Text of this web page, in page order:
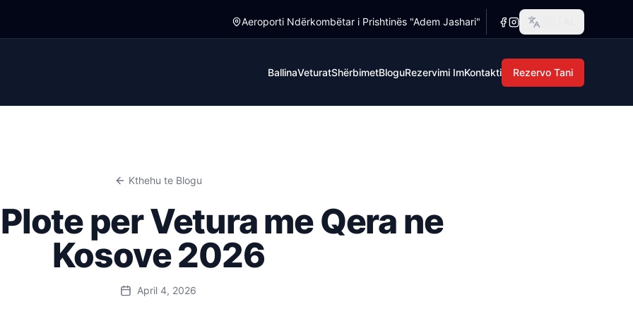
nderkufitar.
i Rugovës në Pejë . Vetura me qera ju jep lirinë të eksploroni. ⭐ Pse Kosova Trade? Pa depozitë —
Aeroporti Ndërkombëtar i Prishtinës "Adem Jashari"
BallinaVeturatShërbimetBloguRezervimi ImKontakti Rezervo Tani
Kthehu te Blogu
per Vetura me Qera ne
Kosove 2026
April 4, 2026